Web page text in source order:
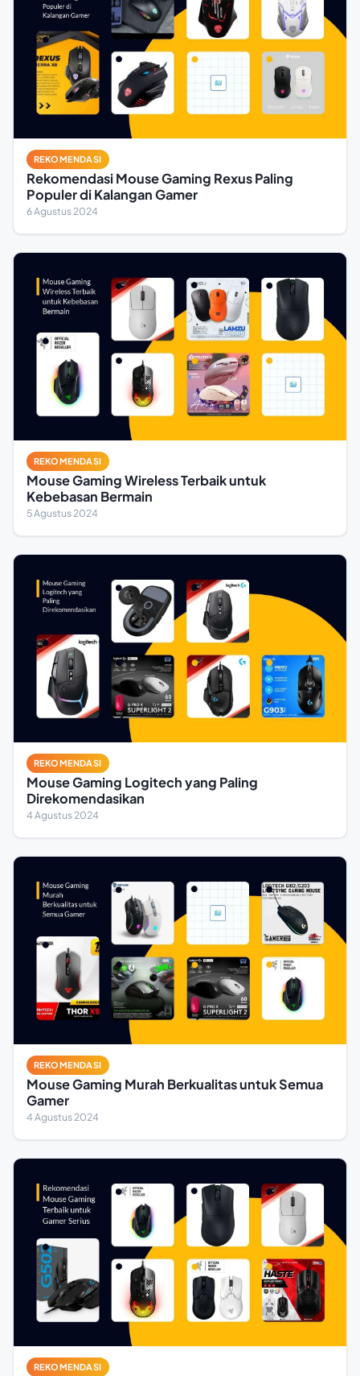
REKOMENDASI
Rekomendasi Mouse Gaming Rexus Paling
Populer di Kalangan Gamer
6 Agustus 2024
REKOMENDASI
Mouse Gaming Wireless Terbaik untuk
Kebebasan Bermain
5 Agustus 2024
REKOMENDASI
Mouse Gaming Logitech yang Paling
Direkomendasikan
4 Agustus 2024
REKOMENDASI
Mouse Gaming Murah Berkualitas untuk Semua
Gamer
4 Agustus 2024
REKOMENDASI